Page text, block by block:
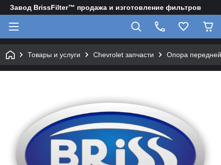
Завод BrissFilter™ продажа и изготовление фильтров
Товары и услуги Chevrolet запчасти Опора